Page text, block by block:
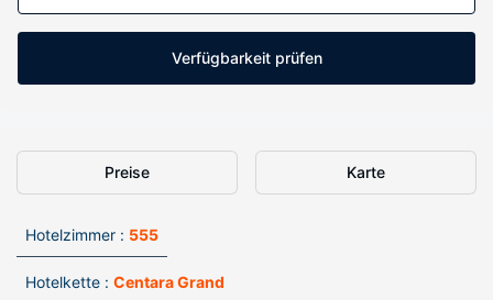
Verfügbarkeit prüfen
Preise Karte
Hotelzimmer : 555
Hotelkette : Centara Grand